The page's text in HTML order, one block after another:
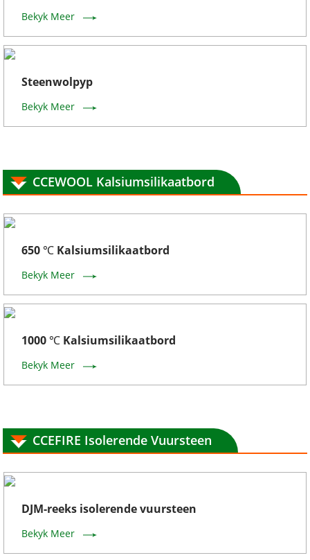
Bekyk Meer
Steenwolpyp
Bekyk Meer
CCEWOOL Kalsiumsilikaatbord
650 ℃ Kalsiumsilikaatbord
Bekyk Meer
1000 ℃ Kalsiumsilikaatbord
Bekyk Meer
CCEFIRE Isolerende Vuursteen
DJM-reeks isolerende vuursteen
Bekyk Meer